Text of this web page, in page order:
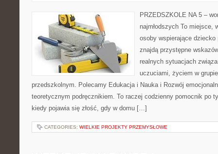
PRZEDSZKOLE NA 5 –
najmłodszych To miejsce,
osoby wspierające
znajdą przystępne
realnych sytuacjach
uczuciami, życiem w
przedszkolnym. Polecamy Edukacja i Nauka i Rozwój
teoretycznym podręcznikiem. To raczej codzienny pomocnik po
kiedy pojawia się złość, gdy w domu […]
CATEGORIES: WIELKIE PROJEKTY PRZEMYSŁOWE